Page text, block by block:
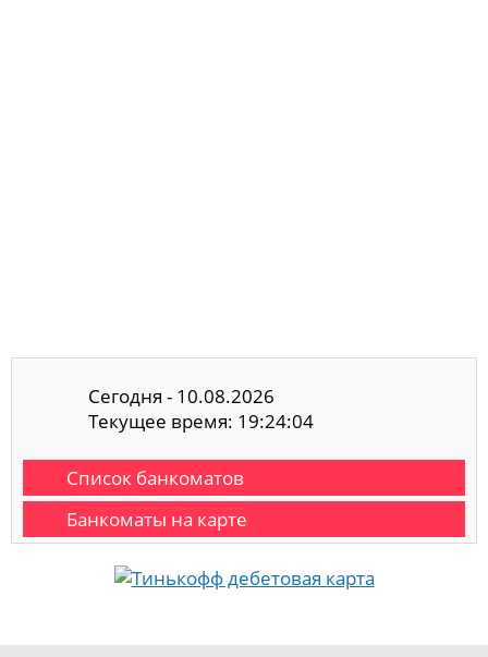
Сегодня - 10.08.2026
Текущее время: 19:24:04
Список банкоматов
Банкоматы на карте